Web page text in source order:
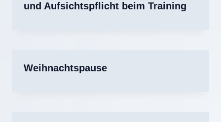
und Aufsichtspflicht beim Training
Weihnachtspause